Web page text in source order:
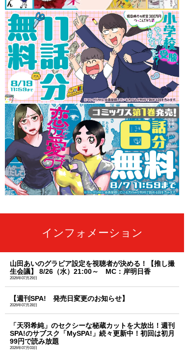
インフォメーション
山田あいのグラビア設定を視聴者が決める！【推し撮
生会議】 8/26（水）21:00～ MC：岸明日香
2026年07月29日
【週刊SPA! 発売日変更のお知らせ】
2026年07月28日
「天羽希純」のセクシーな秘蔵カットを大放出！週刊
SPA!のサブスク「MySPA!」続々更新中！初回は初月
99円で読み放題
2026年07月03日